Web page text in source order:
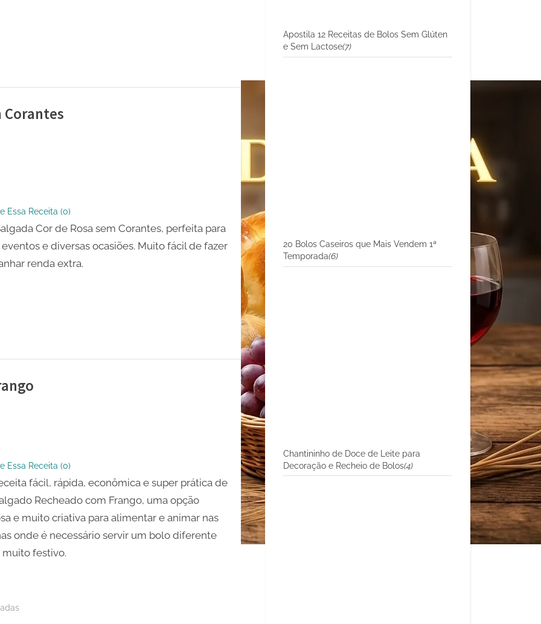
Corantes
Essa Receita (0)
Cor de Rosa sem Corantes, perfeita para
e diversas ocasiões. Muito fácil de fazer
renda extra.
Essa Receita (0)
fácil, rápida, econômica e super prática de
Recheado com Frango, uma opção
e muito criativa para alimentar e animar nas
onde é necessário servir um bolo diferente
festivo.
Apostila 12 Receitas de Bolos Sem Glúten
e Sem Lactose(7)
20 Bolos Caseiros que Mais Vendem 1ª
Temporada(6)
Chantininho de Doce de Leite para
Decoração e Recheio de Bolos(4)